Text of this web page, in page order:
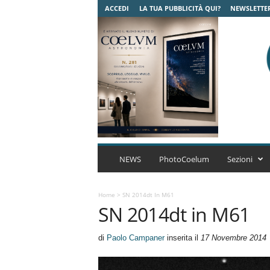
ACCEDI LA TUA PUBBLICITÀ QUI?
C
A
r
NEWS PhotoCoelum Sezioni
Home > SN 2014dt In M61
SN 2014dt in M61
di Paolo Campanerinserita il 17 Novembre 2014